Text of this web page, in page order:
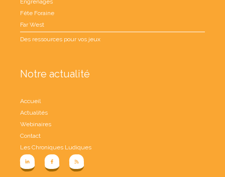
Fête Foraine
Far West
Des ressources pour vos jeux
Notre actualité
Accueil
Actualités
Webinaires
Contact
Les Chroniques Ludiques